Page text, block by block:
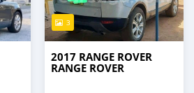
3
2017 RANGE ROVER
RANGE ROVER